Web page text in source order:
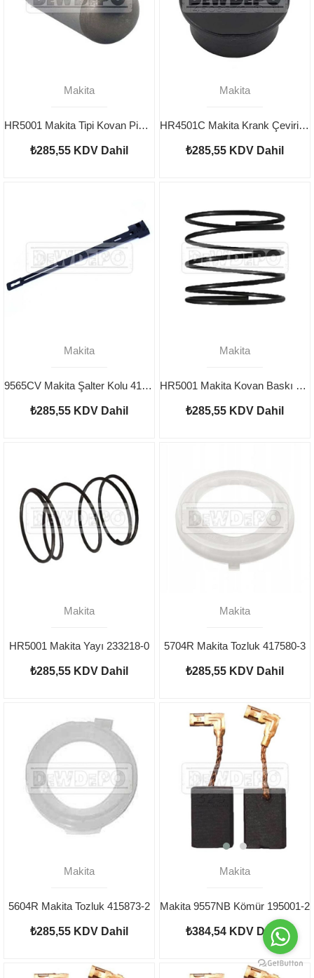
Makita
HR5001 Makita Tipi Kovan Pim 322908-1
₺285,55 KDV Dahil
Makita
HR4501C Makita Krank Çevirici 450687-2
₺285,55 KDV Dahil
Makita
9565CV Makita Şalter Kolu 417186-7
₺285,55 KDV Dahil
Makita
HR5001 Makita Kovan Baskı Yayı 233216-4
₺285,55 KDV Dahil
Makita
HR5001 Makita Yayı 233218-0
₺285,55 KDV Dahil
Makita
5704R Makita Tozluk 417580-3
₺285,55 KDV Dahil
Makita
5604R Makita Tozluk 415873-2
₺285,55 KDV Dahil
Makita
Makita 9557NB Kömür 195001-2
₺384,54 KDV Dahil